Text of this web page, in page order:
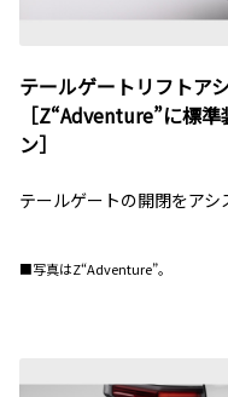
テールゲートリフトア
［Z“Adventure”に標
ン］
テールゲートの開閉をアシ
■写真はZ“Adventure”。